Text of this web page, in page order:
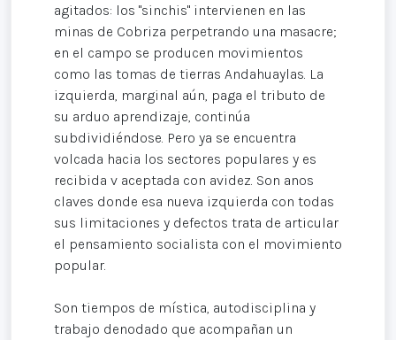
agitados: los "sinchis" intervienen en las
minas de Cobriza perpetrando una masacre;
en el campo se producen movimientos
como las tomas de tierras Andahuaylas. La
izquierda, marginal aún, paga el tributo de
su arduo aprendizaje, continúa
subdividiéndose. Pero ya se encuentra
volcada hacia los sectores populares y es
recibida v aceptada con avidez. Son anos
claves donde esa nueva izquierda con todas
sus limitaciones y defectos trata de articular
el pensamiento socialista con el movimiento
popular.
Son tiempos de mística, autodisciplina y
trabajo denodado que acompañan un